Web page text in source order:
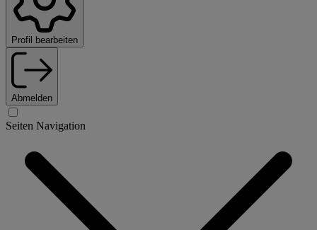
Profil bearbeiten
Abmelden
Seiten Navigation